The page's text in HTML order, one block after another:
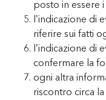
posto in essere
l’indicazione di
riferire sui fatti
l’indicazione di
confermare la
ogni altra
riscontro circa la